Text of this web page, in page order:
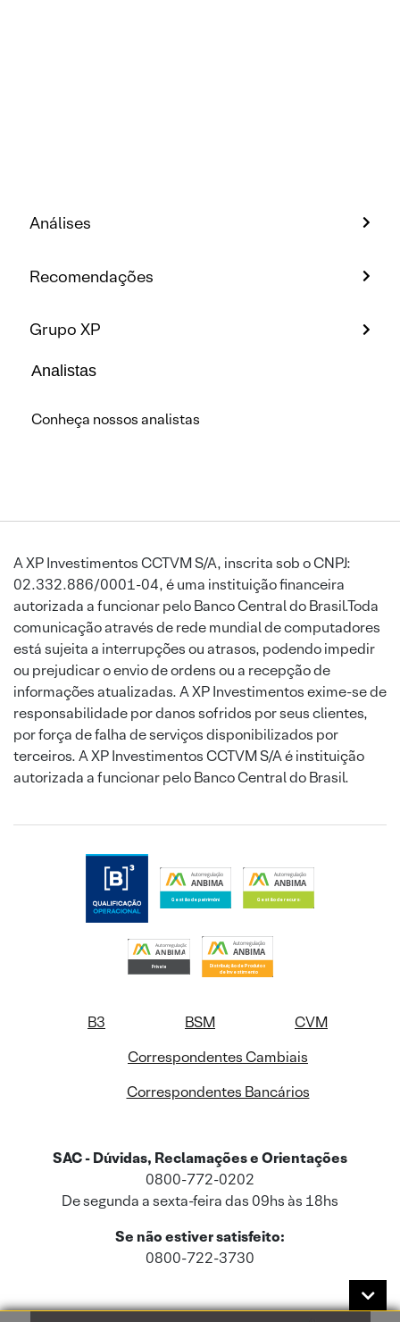
Análises
Recomendações
Grupo XP
Analistas
Conheça nossos analistas
A XP Investimentos CCTVM S/A, inscrita sob o CNPJ:
02.332.886/0001-04, é uma instituição financeira
autorizada a funcionar pelo Banco Central do Brasil.Toda
comunicação através de rede mundial de computadores
está sujeita a interrupções ou atrasos, podendo impedir
ou prejudicar o envio de ordens ou a recepção de
informações atualizadas. A XP Investimentos exime-se de
responsabilidade por danos sofridos por seus clientes,
por força de falha de serviços disponibilizados por
terceiros. A XP Investimentos CCTVM S/A é instituição
autorizada a funcionar pelo Banco Central do Brasil.
B3 BSM
CVM
Correspondentes Cambiais
Correspondentes Bancários
SAC - Dúvidas, Reclamações e Orientações
0800-772-0202
De segunda a sexta-feira das 09hs às 18hs
Se não estiver satisfeito:
0800-722-3730